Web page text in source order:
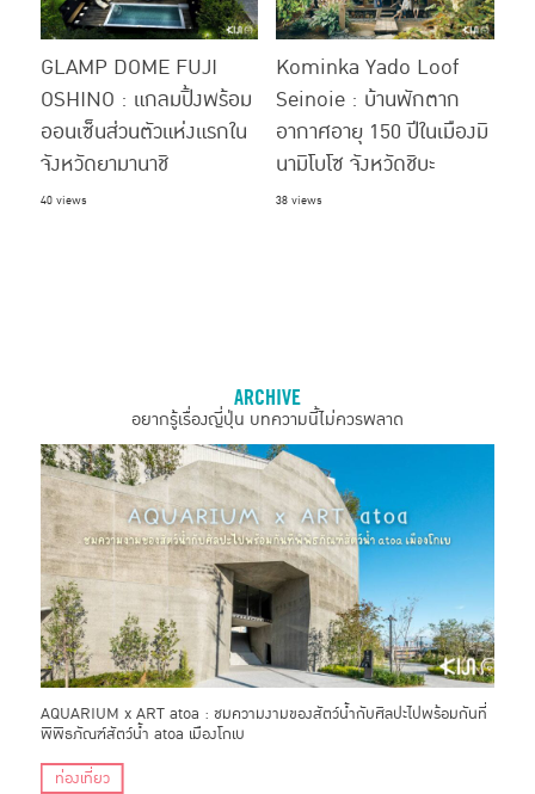
GLAMP DOME FUJI
OSHINO : แกลมปิ้งพร้อม
ออนเซ็นส่วนตัวแห่งแรกใน
จังหวัดยามานาชิ
40 views
Kominka Yado Loof
Seinoie : บ้านพักตาก
อากาศอายุ 150 ปีในเมืองมิ
นามิโบโซ จังหวัดชิบะ
38 views
ARCHIVE
อยากรู้เรื่องญี่ปุ่น บทความนี้ไม่ควรพลาด
AQUARIUM x ART atoa : ชมความงามของสัตว์น้ำกับศิลปะไปพร้อมกันที่
พิพิธภัณฑ์สัตว์น้ำ atoa เมืองโกเบ
ท่องเที่ยว